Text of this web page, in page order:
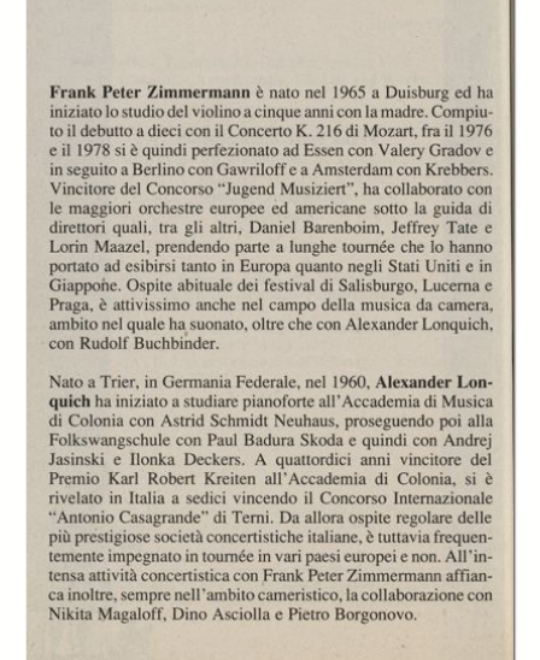
Lonquich
all'Auditorium Rai
Lonquich
all'Auditorium Rai
Frank Peter
Lonquich
all'Auditorium Rai
Frank Peter
Zimmermann e
Alexander
Lonquich
all'Auditorium Rai
Frank Peter
Zimmermann e
Alexander
Lonquich
all'Auditorium Rai
Frank Peter
Zimmermann e
Alexander
Lonquich
all'Auditorium Rai